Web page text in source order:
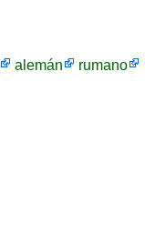
alemán
rumano